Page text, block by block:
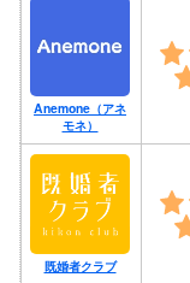
Anemone（アネ
モネ）
既婚者クラブ